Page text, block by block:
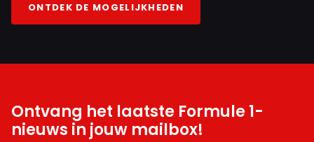
ONTDEK DE MOGELIJKHEDEN
Ontvang het laatste Formule 1-
nieuws in jouw mailbox!